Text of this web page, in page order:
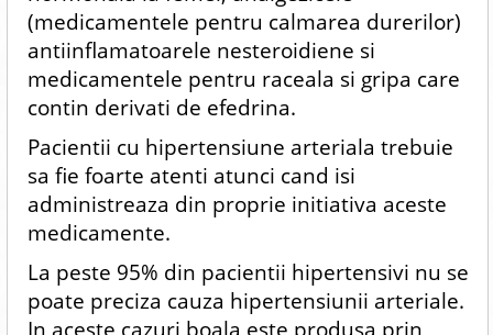
(medicamentele pentru calmarea durerilor)
antiinflamatoarele nesteroidiene si
medicamentele pentru raceala si gripa care
contin derivati de efedrina.
Pacientii cu hipertensiune arteriala trebuie
sa fie foarte atenti atunci cand isi
administreaza din proprie initiativa aceste
medicamente.
La peste 95% din pacientii hipertensivi nu se
poate preciza cauza hipertensiunii arteriale.
In aceste cazuri boala este produsa prin